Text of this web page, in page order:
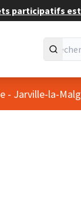
participatifs
- Jarville-la-